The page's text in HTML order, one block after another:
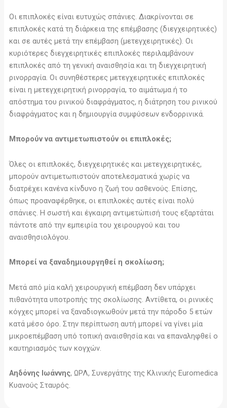
Οι επιπλοκές είναι ευτυχώς σπάνιες. Διακρίνονται σε
επιπλοκές κατά τη διάρκεια της επέμβασης (διεγχειρητικές)
και σε αυτές μετά την επέμβαση (μετεγχειρητικές). Οι
κυριότερες διεγχειρητικές επιπλοκές περιλαμβάνουν
επιπλοκές από τη γενική αναισθησία και τη διεγχειρητική
ρινορραγία. Οι συνηθέστερες μετεγχειρητικές επιπλοκές
είναι η μετεγχειρητική ρινορραγία, το αιμάτωμα ή το
απόστημα του ρινικού διαφράγματος, η διάτρηση του ρινικού
διαφράγματος και η δημιουργία συμφύσεων ενδορρινικά.
Μπορούν να αντιμετωπιστούν οι επιπλοκές;
Όλες οι επιπλοκές, διεγχειρητικές και μετεγχειρητικές,
μπορούν αντιμετωπιστούν αποτελεσματικά χωρίς να
διατρέχει κανένα κίνδυνο η ζωή του ασθενούς. Επίσης,
όπως προαναφέρθηκε, οι επιπλοκές αυτές είναι πολύ
σπάνιες. Η σωστή και έγκαιρη αντιμετώπισή τους εξαρτάται
πάντοτε από την εμπειρία του χειρουργού και του
αναισθησιολόγου.
Μπορεί να ξαναδημιουργηθεί η σκολίωση;
Μετά από μία καλή χειρουργική επέμβαση δεν υπάρχει
πιθανότητα υποτροπής της σκολίωσης. Αντίθετα, οι ρινικές
κόγχες μπορεί να ξαναδιογκωθούν μετά την πάροδο 5 ετών
κατά μέσο όρο. Στην περίπτωση αυτή μπορεί να γίνει μία
μικροεπέμβαση υπό τοπική αναισθησία και να επαναληφθεί ο
καυτηριασμός των κογχών.
Αηδόνης Ιωάννης, ΩΡΛ, Συνεργάτης της Κλινικής Euromedica
Κυανούς Σταυρός.